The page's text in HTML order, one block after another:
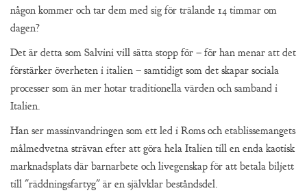
någon kommer och tar dem med sig för trälande 14 timmar om
dagen?
Det är detta som Salvini vill sätta stopp för – för han menar att det
förstärker överheten i italien – samtidigt som det skapar sociala
processer som än mer hotar traditionella värden och samband i
Italien.
Han ser massinvandringen som ett led i Roms och etablissemangets
målmedvetna strävan efter att göra hela Italien till en enda kaotisk
marknadsplats där barnarbete och livegenskap för att betala biljett
till "räddningsfartyg" är en självklar beståndsdel.